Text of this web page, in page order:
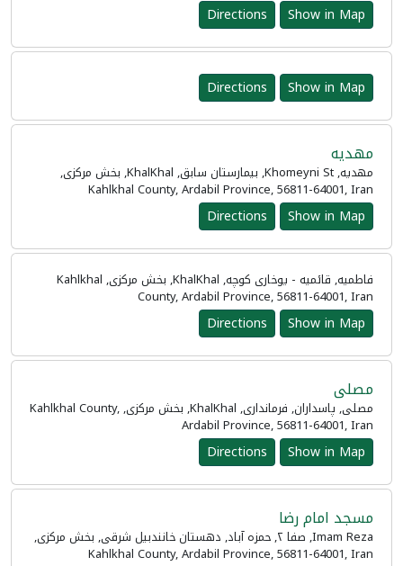
Show in Map
Directions
Show in Map
Directions
مهدیه
مهدیه, Khomeyni St, بیمارستان سابق, KhalKhal, بخش مرکزی,
Kahlkhal County, Ardabil Province, 56811-64001, Iran
Show in Map
Directions
فاطمیه, قائمیه - یوخاری کوچه, KhalKhal, بخش مرکزی, Kahlkhal
County, Ardabil Province, 56811-64001, Iran
Show in Map
Directions
مصلی
مصلی, پاسداران, فرمانداری, KhalKhal, بخش مرکزی, Kahlkhal County,
Ardabil Province, 56811-64001, Iran
Show in Map
Directions
مسجد امام رضا
Imam Reza, صفا ۲, حمزه آباد, دهستان خانندبیل شرقی, بخش مرکزی,
Kahlkhal County, Ardabil Province, 56811-64001, Iran